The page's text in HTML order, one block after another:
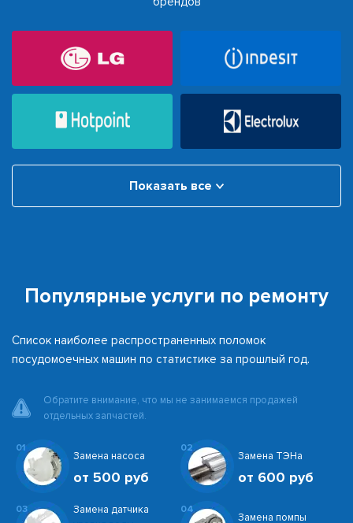
Показать все
Популярные услуги по ремонту
Список наиболее распространенных поломок
посудомоечных машин по статистике за прошлый год.
Обратите внимание, что мы не занимаемся продажей
отдельных запчастей.
01
Замена насоса
от 500 руб
02
Замена ТЭНа
от 600 руб
03
Замена датчика
04
Замена помпы